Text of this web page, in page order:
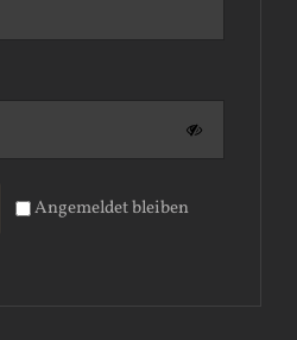
Angemeldet bleiben